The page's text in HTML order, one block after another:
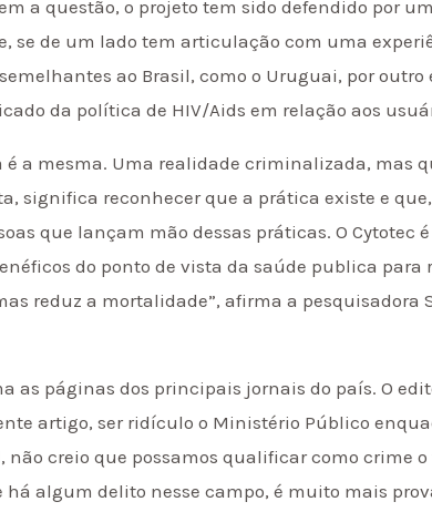
a questão, o projeto tem sido defendido por
se de um lado tem articulação com uma
ao Brasil, como o Uruguai, por
da política de HIV/Aids em relação aos
é a mesma. Uma realidade criminalizada, mas
significa reconhecer que a prática existe e
que lançam mão dessas práticas. O Cytotec
do ponto de vista da saúde publica para
reduz a mortalidade”, afirma a pesquisadora
as páginas dos principais jornais do país. O
artigo, ser ridículo o Ministério Público
não creio que possamos qualificar como crime
há algum delito nesse campo, é muito mais